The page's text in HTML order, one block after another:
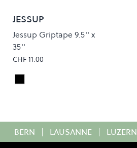
JESSUP
Jessup Griptape 9.5'' x
35''
CHF 11.00
Colour
Black
BERN | LAUSANNE | LUZERN